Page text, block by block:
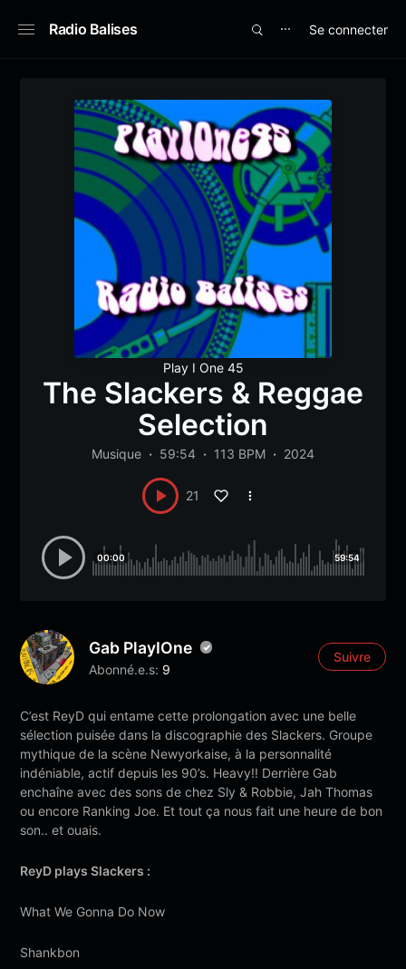
Radio Balises ⋯ Se connecter
Play I One 45
The Slackers & Reggae
Selection
Musique 59:54 113 BPM 2024
21
00:00 59:54
Gab PlayIOne
Abonné.e.s: 9
Suivre
C’est ReyD qui entame cette prolongation avec une belle
sélection puisée dans la discographie des Slackers. Groupe
mythique de la scène Newyorkaise, à la personnalité
indéniable, actif depuis les 90’s. Heavy!! Derrière Gab
enchaîne avec des sons de chez Sly & Robbie, Jah Thomas
ou encore Ranking Joe. Et tout ça nous fait une heure de bon
son.. et ouais.
ReyD plays Slackers :
What We Gonna Do Now
Shankbon